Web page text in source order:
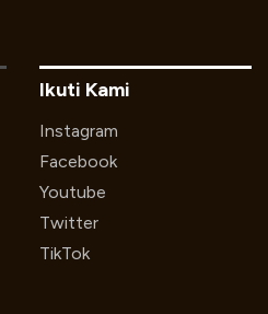
Ikuti Kami
Instagram
Facebook
Youtube
Twitter
TikTok